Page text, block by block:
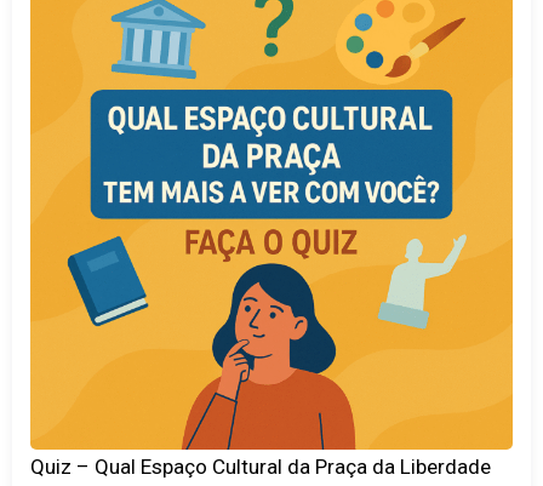
Quiz – Qual Espaço Cultural da Praça da Liberdade